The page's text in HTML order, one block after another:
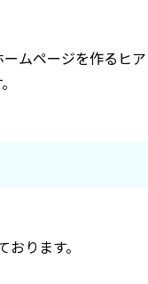
ムページを作るヒ
ります。